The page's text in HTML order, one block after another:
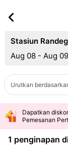
Stasiun
Aug 08 - Aug 09
Urutkan
Dapatkan
Pemesanan
1 penginapan